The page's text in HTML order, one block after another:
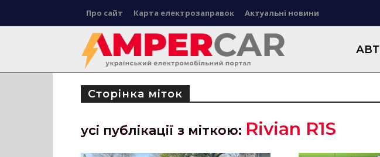
Про сайт Карта електрозаправок Актуальні новини
Сторінка міток
усі публікації з міткою: Rivian R1S